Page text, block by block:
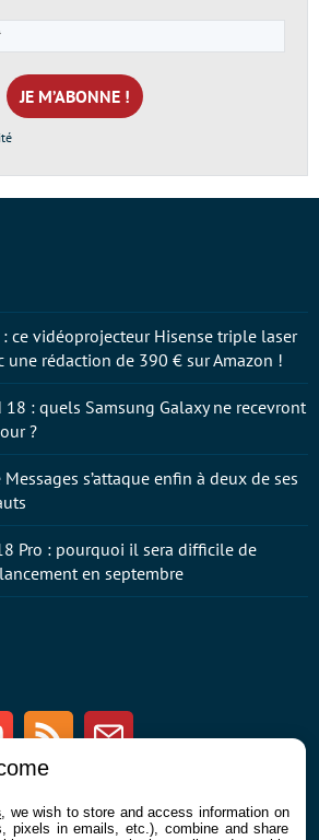
e-
mail
*
Youtube RSS Newsletter
À PROPOS
ce vidéoprojecteur Hisense triple laser
une rédaction de 390 € sur Amazon !
18 : quels Samsung Galaxy ne recevront
?
s’attaque enfin à deux de ses
Pro : pourquoi il sera difficile de
en septembre
, we wish to store and access information on
pixels in emails, etc.), combine and share